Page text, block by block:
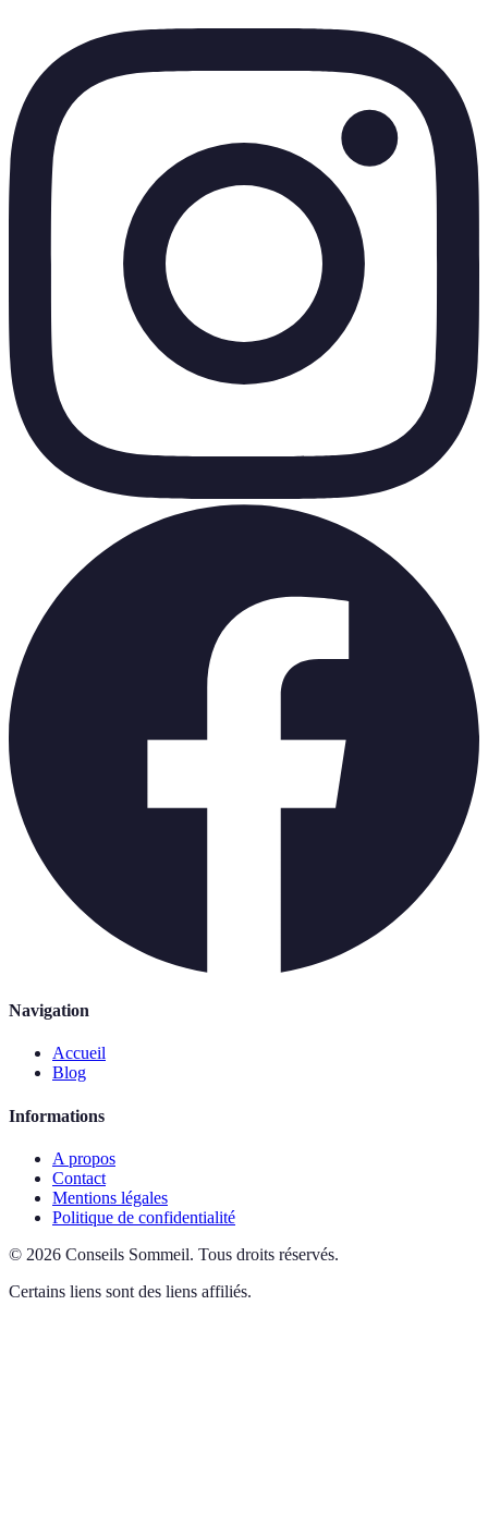
Navigation
Accueil
Blog
Informations
A propos
Contact
Mentions légales
Politique de confidentialité
© 2026 Conseils Sommeil. Tous droits réservés.
Certains liens sont des liens affiliés.